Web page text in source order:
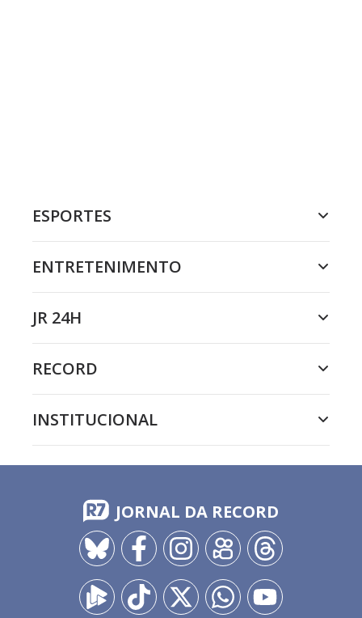
ESPORTES
ENTRETENIMENTO
JR 24H
RECORD
INSTITUCIONAL
JORNAL DA RECORD